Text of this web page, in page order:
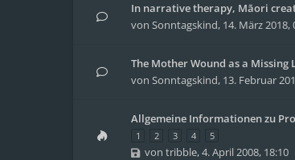
In narrative therapy, Māori
von Sonntagskind, 14. März 2018,
The Mother Wound as a
von Sonntagskind, 13. Februar
Allgemeine Informationen zu
1 2 3 4 5
von tribble,4. April 2008, 18:10